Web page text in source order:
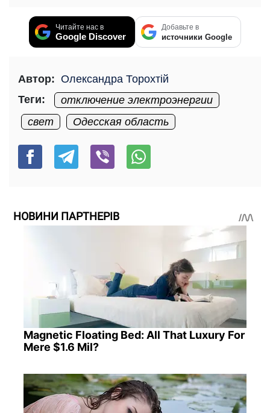
Читайте нас в
Google Discover
Добавьте в
источники Google
Автор: Олександра Торохтій
Теги:
отключение электроэнергии
свет
Одесская область
НОВИНИ ПАРТНЕРІВ
Magnetic Floating Bed: All That Luxury For
Mere $1.6 Mil?